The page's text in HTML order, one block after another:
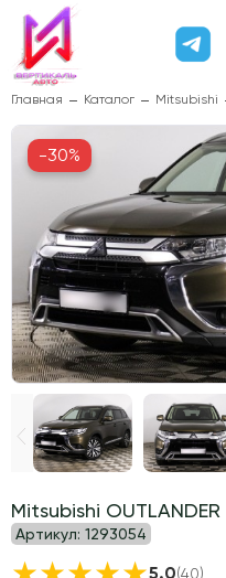
Главная Каталог Mitsubishi
Mitsubishi OUTLANDER
Артикул: 1293054
5.0(40)
-30%